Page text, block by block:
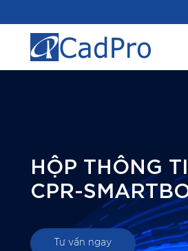
HỘP THÔNG
CPR-
Tư vấn ngay